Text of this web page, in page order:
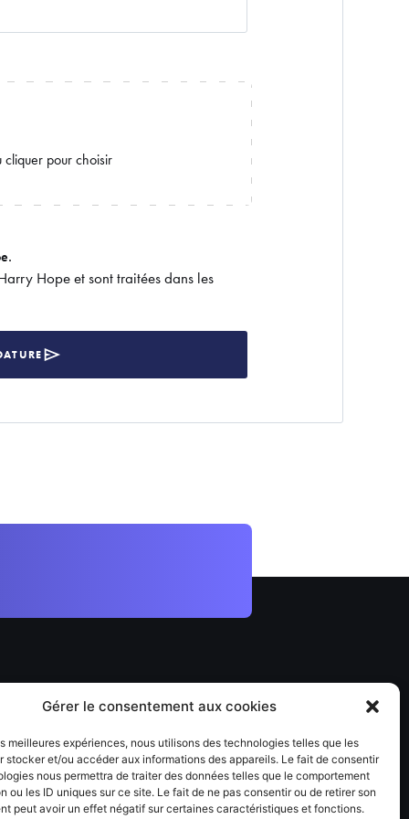
Gérer le consentement aux cookies
meilleures expériences, nous utilisons des technologies telles que les
stocker et/ou accéder aux informations des appareils. Le fait de consentir
nous permettra de traiter des données telles que le comportement
ou les ID uniques sur ce site. Le fait de ne pas consentir ou de retirer son
peut avoir un effet négatif sur certaines caractéristiques et fonctions.
Hope et sont traitées dans les
nous